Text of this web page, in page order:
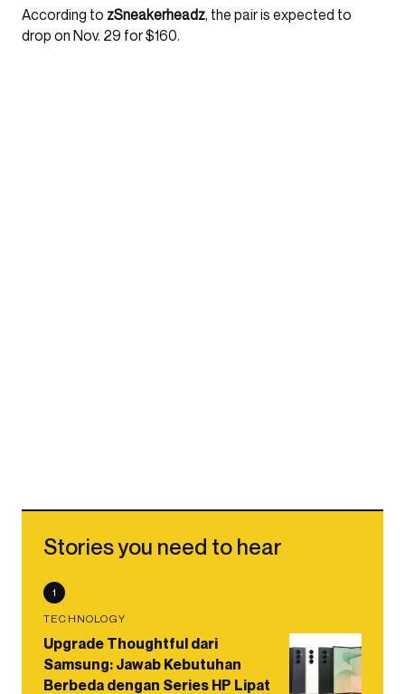
According to zSneakerheadz, the pair is expected to
drop on Nov. 29 for $160.
Stories you need to hear
1
TECHNOLOGY
Upgrade Thoughtful dari
Samsung: Jawab Kebutuhan
Berbeda dengan Series HP Lipat